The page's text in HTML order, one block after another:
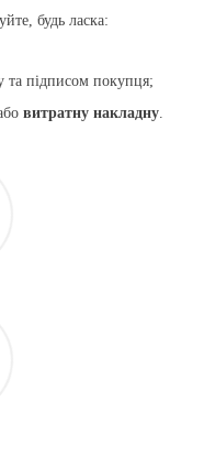
будь ласка:
та підписом покупця;
витратну накладну